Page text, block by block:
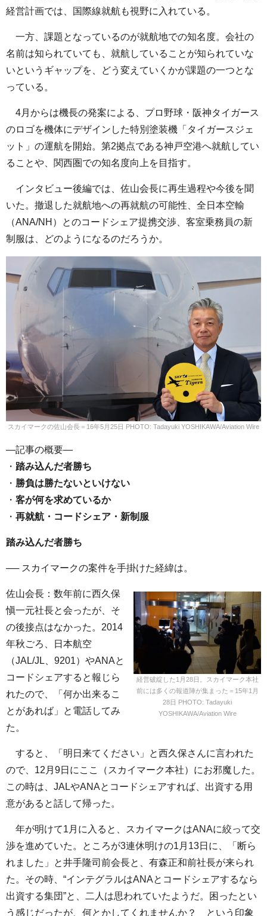
経営計画では、国際線就航も視野に入れている。
一方、課題となっているのが就航地での知名度。会社の
名前は知られていても、就航していることが知られていな
いというギャップを、どう変えていくかが課題の一つとな
っている。
4月からは機長の発案による、プロ野球・阪神タイガース
のロゴを機体にデザインした特別塗装機「タイガースジェ
ット」の運航を開始。第2拠点である神戸空港へ就航してい
ることや、関西圏での知名度向上を目指す。
インタビュー後編では、佐山会長に再生過程や今後を聞
いた。撤退した就航地への再就航の可能性、全日本空輸
（ANA/NH）とのコードシェア提携交渉、客室乗務員の新
制服は、どのようになるのだろうか。
スカイマークの佐山会長＝16年5月25日 PHOTO: Tadayuki YOSHIKAWA/Aviation Wire
—記事の概要—
・ 踏み込んだ者勝ち
・ 勝負は勝たないといけない
・ 客が何を求めているか
・ 再就航・コードシェア・新制服
踏み込んだ者勝ち
── スカイマークの案件を手掛けた経緯は。
経営破綻した1月28日。スカイマーク本社
前には多くの報道陣が集まった＝15年1月
28日 PHOTO: Tadayuki
YOSHIKAWA/Aviation Wire
佐山会長：数年前に西久保
愼一元社長と会ったが、そ
の後接点はなかった。2014
年秋ごろ、日本航空
（JAL/JL、9201）やANAと
コードシェアすると報じら
れたので、「何か出来るこ
とがあれば」と電話してみ
た。
すると、「明日来てください」と西久保さんに言われた
ので、12月9日にここ（スカイマーク本社）にお邪魔した。
この時は、JALやANAとコードシェアすれば、出資する用
意があると話して帰った。
年が明けて1月に入ると、スカイマークはANAに絞って交
渉を進めていた。ところが3連休明けの1月13日に、「断ら
れました」と井手隆司前会長と、有森正和前社長が来られ
た。その時、“インテグラルはANAとコードシェアするなら
出資する集団”と、二人は思われていたようだ。困ったとい
う感じだったが、何とかしてくれませんか？ という印象